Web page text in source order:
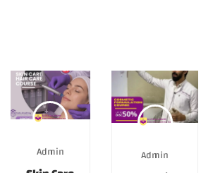
Admin
Admin